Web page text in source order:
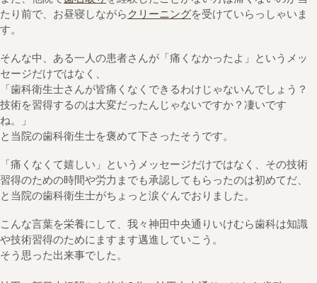
たり前で、お昼寝しながら クリーニングを受けていらっしゃいま
す。
そんな中、ある一人の患者さんが「痛くなかったよ」というメッ
セージだけではなく、
「歯科衛生士さんが皆痛くなくできるわけじゃないんでしょう？
技術を習得するのは大変だったんじゃないですか？凄いです
ね。」
と当院の歯科衛生士を褒めて下さったそうです。
「痛くなくて嬉しい」というメッセージだけではなく、その技術
習得のための時間や労力までも承認してもらったのは初めてだ、
と当院の歯科衛生士がちょっと涙ぐんでおりました。
こんな言葉を栄養にして、我々神田中央通りいけむら歯科は知識
や技術習得のためにますます邁進していこう。
そう思った出来事でした。